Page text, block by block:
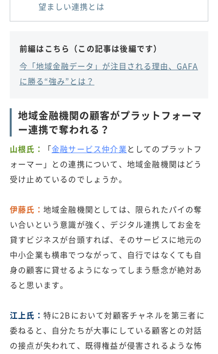
望ましい連携とは
前編はこちら（この記事は後編です）
今「地域金融データ」が注目される理由、GAFA
に勝る“強み”とは？
地域金融機関の顧客がプラットフォーマ
ー連携で奪われる？
山根氏： 「金融サービス仲介業 としてのプラットフ
ォーマー」との連携について、地域金融機関はどう
受け止めているのでしょうか。
伊藤氏： 地域金融機関としては、限られたパイの奪
い合いという意識が強く、デジタル連携してお金を
貸すビジネスが台頭すれば、そのサービスに地元の
中小企業も横串でつながって、自行ではなくても自
身の顧客に貸せるようになってしまう懸念が絶対あ
ると思います。
江上氏： 特に2Bにおいて対顧客チャネルを第三者に
委ねると、自分たちが大事にしている顧客との対話
の接点が失われて、既得権益が侵害されるような怖